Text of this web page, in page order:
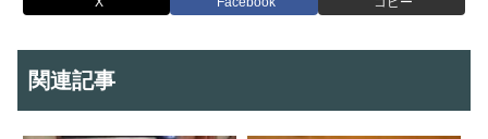
関連記事